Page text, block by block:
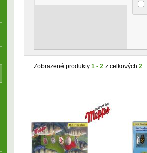
Zobrazené produkty 1 - 2 z celkových 2